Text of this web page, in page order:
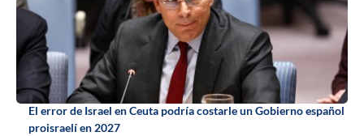
El error de Israel en Ceuta podría costarle un Gobierno español
proisraelí en 2027